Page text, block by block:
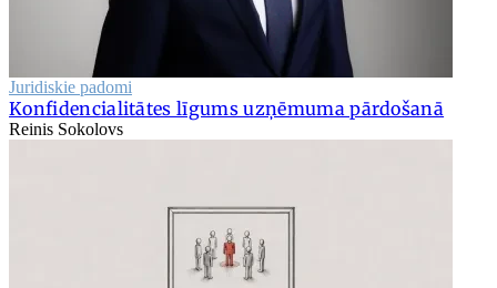
Juridiskie padomi
Konfidencialitātes līgums uzņēmuma pārdošanā
Reinis Sokolovs